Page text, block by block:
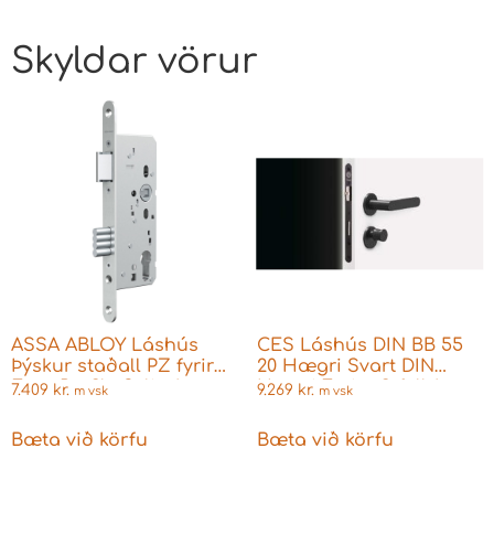
Skyldar vörur
ASSA ABLOY Láshús
Þýskur staðall PZ fyrir
Euro Profile Sylinder
7.409 kr. m vsk
Bæta við körfu
CES Láshús DIN BB 55
20 Hægri Svart DIN
Hægri Fyrir yfirfelldar
9.269 kr. m vsk
Bæta við körfu